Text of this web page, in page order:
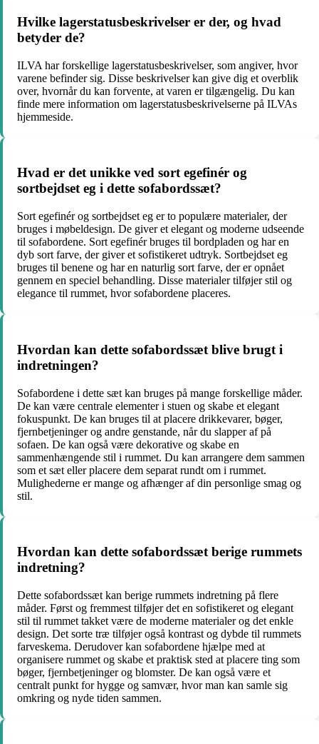
Hvilke lagerstatusbeskrivelser er der, og hvad
betyder de?
ILVA har forskellige lagerstatusbeskrivelser, som angiver, hvor
varene befinder sig. Disse beskrivelser kan give dig et overblik
over, hvornår du kan forvente, at varen er tilgængelig. Du kan
finde mere information om lagerstatusbeskrivelserne på ILVAs
hjemmeside.
Hvad er det unikke ved sort egefinér og
sortbejdset eg i dette sofabordssæt?
Sort egefinér og sortbejdset eg er to populære materialer, der
bruges i møbeldesign. De giver et elegant og moderne udseende
til sofabordene. Sort egefinér bruges til bordpladen og har en
dyb sort farve, der giver et sofistikeret udtryk. Sortbejdset eg
bruges til benene og har en naturlig sort farve, der er opnået
gennem en speciel behandling. Disse materialer tilføjer stil og
elegance til rummet, hvor sofabordene placeres.
Hvordan kan dette sofabordssæt blive brugt i
indretningen?
Sofabordene i dette sæt kan bruges på mange forskellige måder.
De kan være centrale elementer i stuen og skabe et elegant
fokuspunkt. De kan bruges til at placere drikkevarer, bøger,
fjernbetjeninger og andre genstande, når du slapper af på
sofaen. De kan også være dekorative og skabe en
sammenhængende stil i rummet. Du kan arrangere dem sammen
som et sæt eller placere dem separat rundt om i rummet.
Mulighederne er mange og afhænger af din personlige smag og
stil.
Hvordan kan dette sofabordssæt berige rummets
indretning?
Dette sofabordssæt kan berige rummets indretning på flere
måder. Først og fremmest tilføjer det en sofistikeret og elegant
stil til rummet takket være de moderne materialer og det enkle
design. Det sorte træ tilføjer også kontrast og dybde til rummets
farveskema. Derudover kan sofabordene hjælpe med at
organisere rummet og skabe et praktisk sted at placere ting som
bøger, fjernbetjeninger og blomster. De kan også være et
centralt punkt for hygge og samvær, hvor man kan samle sig
omkring og nyde tiden sammen.